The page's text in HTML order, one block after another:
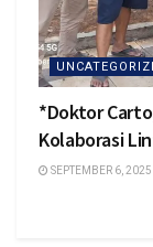
*Doktor
Kolaborasi
SEPTEMBER 6, 2025